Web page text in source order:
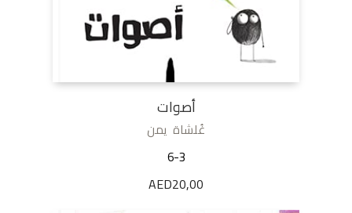
أصوات
غُلشاة يمن
6-3
AED20,00